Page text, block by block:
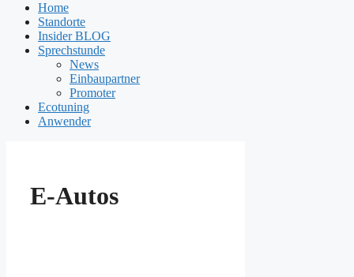
Home
Standorte
Insider BLOG
Sprechstunde
News
Einbaupartner
Promoter
Ecotuning
Anwender
E-Autos